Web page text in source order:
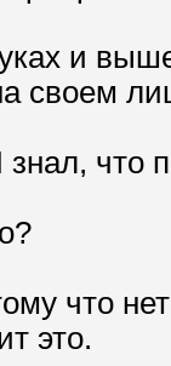
и
своем
что
что
это.